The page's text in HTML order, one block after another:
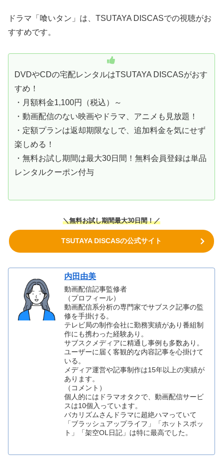
ドラマ「喰いタン」は、TSUTAYA DISCASでの視聴がお
すすめです。
DVDやCDの宅配レンタルはTSUTAYA DISCASがおす
すめ！
・月額料金1,100円（税込）～
・動画配信のない映画やドラマ、アニメも見放題！
・定額プランは返却期限なしで、追加料金を気にせず
楽しめる！
・無料お試し期間は最大30日間！無料会員登録は単品
レンタルクーポン付与
＼無料お試し期間最大30日間！／
TSUTAYA DISCASの公式サイト
内田由美
動画配信記事監修者
（プロフィール）
動画配信系分析の専門家でサブスク記事の監
修を手掛ける。
テレビ局の制作会社に勤務実績があり番組制
作にも携わった経験あり。
サブスクメディアに精通し事例も多数あり。
ユーザーに届く客観的な内容記事を心掛けて
いる。
メディア運営や記事制作は15年以上の実績が
あります。
（コメント）
個人的にはドラマオタクで、動画配信サービ
スは10個入っています。
バカリズムさんドラマに超絶ハマっていて
「ブラッシュアップライフ」「ホットスポッ
ト」「架空OL日記」は特に最高でした。